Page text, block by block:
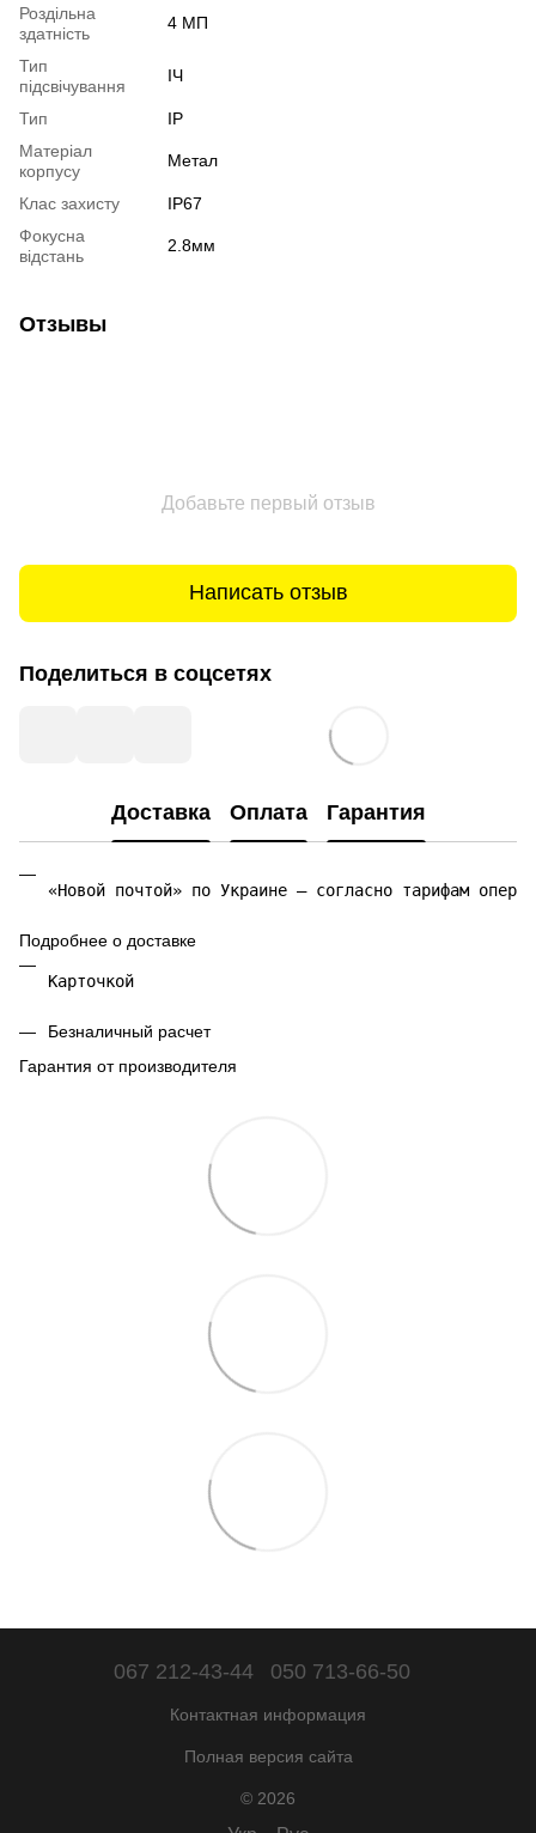
Роздільна
здатність
4 МП
Тип
підсвічування
ІЧ
Тип
IP
Матеріал
корпусу
Метал
Клас захисту
IP67
Фокусна
відстань
2.8мм
Отзывы
Добавьте первый отзыв
Написать отзыв
Поделиться в соцсетях
Доставка Оплата Гарантия
«Новой почтой» по Украине — согласно тарифам
Подробнее о доставке
Карточкой
Безналичный расчет
Гарантия от производителя
067 212-43-44 050 713-66-50
Контактная информация
Полная версия сайта
© 2026